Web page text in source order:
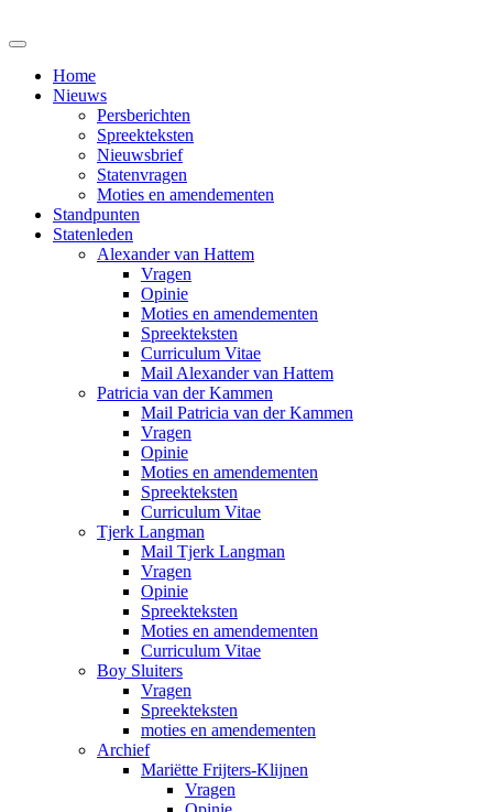
Home
Nieuws
Persberichten
Spreekteksten
Nieuwsbrief
Statenvragen
Moties en amendementen
Standpunten
Statenleden
Alexander van Hattem
Vragen
Opinie
Moties en amendementen
Spreekteksten
Curriculum Vitae
Mail Alexander van Hattem
Patricia van der Kammen
Mail Patricia van der Kammen
Vragen
Opinie
Moties en amendementen
Spreekteksten
Curriculum Vitae
Tjerk Langman
Mail Tjerk Langman
Vragen
Opinie
Spreekteksten
Moties en amendementen
Curriculum Vitae
Boy Sluiters
Vragen
Spreekteksten
moties en amendementen
Archief
Mariëtte Frijters-Klijnen
Vragen